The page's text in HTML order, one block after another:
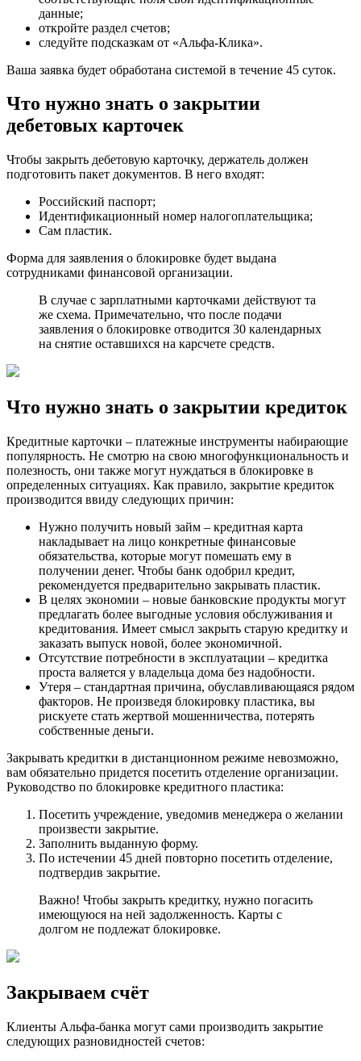
данные;
откройте раздел счетов;
следуйте подсказкам от «Альфа-Клика».
Ваша заявка будет обработана системой в течение 45 суток.
Что нужно знать о закрытии
дебетовых карточек
Чтобы закрыть дебетовую карточку, держатель должен
подготовить пакет документов. В него входят:
Российский паспорт;
Идентификационный номер налогоплательщика;
Сам пластик.
Форма для заявления о блокировке будет выдана
сотрудниками финансовой организации.
В случае с зарплатными карточками действуют та
же схема. Примечательно, что после подачи
заявления о блокировке отводится 30 календарных
на снятие оставшихся на карсчете средств.
Что нужно знать о закрытии кредиток
Кредитные карточки – платежные инструменты набирающие
популярность. Не смотрю на свою многофункциональность и
полезность, они также могут нуждаться в блокировке в
определенных ситуациях. Как правило, закрытие кредиток
производится ввиду следующих причин:
Нужно получить новый займ – кредитная карта
накладывает на лицо конкретные финансовые
обязательства, которые могут помешать ему в
получении денег. Чтобы банк одобрил кредит,
рекомендуется предварительно закрывать пластик.
В целях экономии – новые банковские продукты могут
предлагать более выгодные условия обслуживания и
кредитования. Имеет смысл закрыть старую кредитку и
заказать выпуск новой, более экономичной.
Отсутствие потребности в эксплуатации – кредитка
проста валяется у владельца дома без надобности.
Утеря – стандартная причина, обуславливающаяся рядом
факторов. Не произведя блокировку пластика, вы
рискуете стать жертвой мошенничества, потерять
собственные деньги.
Закрывать кредитки в дистанционном режиме невозможно,
вам обязательно придется посетить отделение организации.
Руководство по блокировке кредитного пластика:
Посетить учреждение, уведомив менеджера о желании
произвести закрытие.
Заполнить выданную форму.
По истечении 45 дней повторно посетить отделение,
подтвердив закрытие.
Важно! Чтобы закрыть кредитку, нужно погасить
имеющуюся на ней задолженность. Карты с
долгом не подлежат блокировке.
Закрываем счёт
Клиенты Альфа-банка могут сами производить закрытие
следующих разновидностей счетов: